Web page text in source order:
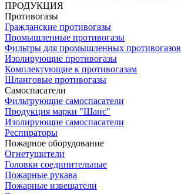
ПРОДУКЦИЯ
Противогазы
Гражданские противогазы
Промышленные противогазы
Фильтры для промышленных противогазов
Изолирующие противогазы
Комплектующие к противогазам
Шланговые противогазы
Самоспасатели
Фильтрующие самоспасатели
Продукция марки "Шанс"
Изолирующие самоспасатели
Респираторы
Пожарное оборудование
Огнетушители
Головки соединительные
Пожарные рукава
Пожарные извещатели